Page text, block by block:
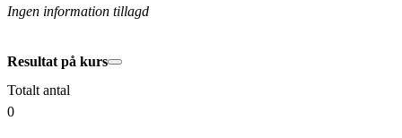
Ingen information tillagd
Resultat på kurs
Totalt antal
0